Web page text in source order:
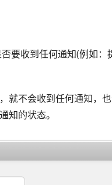
要收到任何通知(例如
，就不会收到任何通知，
知的状态。